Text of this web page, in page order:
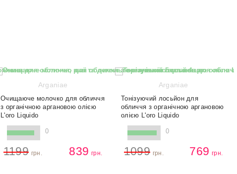
Arganiae
Очищаюче молочко для обличчя
з органічною аргановою олією
L'oro Liquido
0
1199 грн. 839 грн.
Arganiae
Тонізуючий лосьйон для
обличчя з органічною аргановою
олією L'oro Liquido
0
1099 грн. 769 грн.